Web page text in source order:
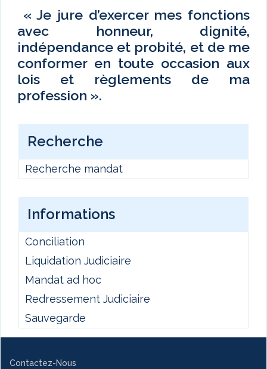
« Je jure d’exercer mes fonctions
avec honneur, dignité,
indépendance et probité, et de me
conformer en toute occasion aux
lois et règlements de ma
profession ».
Recherche
Recherche mandat
Informations
Conciliation
Liquidation Judiciaire
Mandat ad hoc
Redressement Judiciaire
Sauvegarde
Contactez-Nous